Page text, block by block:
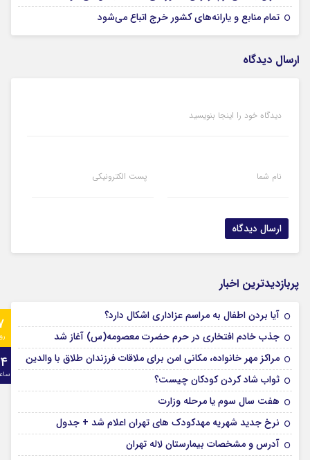
تمام منابع و یارانه‌هاى کشور خرج اتباع می‌شود
ارسال دیدگاه
دیدگاه خود را اینجا بنویسید
نام شما پست الکترونیکی
پربازدیدترین اخبار
آیا بردن اطفال به مراسم عزادارى اشکال دارد؟
جذب خادم افتخاری در حرم حضرت معصومه(س) آغاز شد
مراکز مهر خانواده، مکانی امن برای ملاقات فرزندان طلاق با والدین
ثواب شاد کردن کودکان چیست؟
هفت سال سوم یا مرحله وزارت
نرخ جدید شهریه مهدکودک های تهران اعلام شد + جدول
آدرس و مشخصات بیمارستان لاله تهران